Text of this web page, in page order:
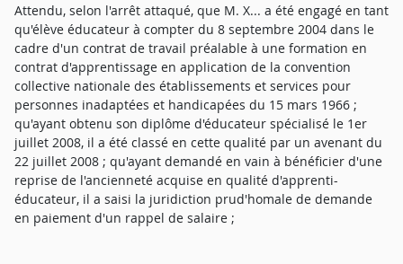
Attendu, selon l'arrêt attaqué, que M. X... a été engagé en tant
qu'élève éducateur à compter du 8 septembre 2004 dans le
cadre d'un contrat de travail préalable à une formation en
contrat d'apprentissage en application de la convention
collective nationale des établissements et services pour
personnes inadaptées et handicapées du 15 mars 1966 ;
qu'ayant obtenu son diplôme d'éducateur spécialisé le 1er
juillet 2008, il a été classé en cette qualité par un avenant du
22 juillet 2008 ; qu'ayant demandé en vain à bénéficier d'une
reprise de l'ancienneté acquise en qualité d'apprenti-
éducateur, il a saisi la juridiction prud'homale de demande
en paiement d'un rappel de salaire ;